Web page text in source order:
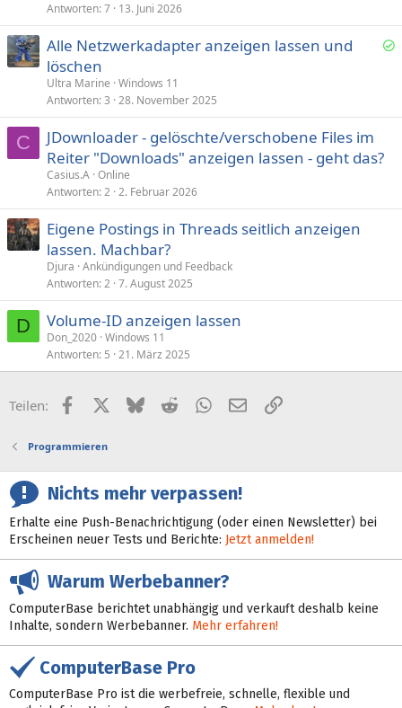
Antworten 7 13. Juni 2026
s
Alle Netzwerkadapter anzeigen lassen und
löschen
Ultra Marine Windows 11
Antworten 3 28. November 2025
C
JDownloader - gelöschte/verschobene Files im
Reiter "Downloads" anzeigen lassen - geht das?
Casius.A Online
Antworten 2 2. Februar 2026
Eigene Postings in Threads seitlich anzeigen
lassen. Machbar?
Djura Ankündigungen und Feedback
Antworten 2 7. August 2025
D Volume-ID anzeigen lassen
Don_2020 Windows 11
Antworten 5 21. März 2025
Teilen: FacebookX (Twitter)
BlueskyRedditWhatsApp
E-MailLink
Programmieren
Nichts mehr verpassen!
Erhalte eine Push-Benachrichtigung (oder einen Newsletter) bei
Erscheinen neuer Tests und Berichte: Jetzt anmelden!
Warum Werbebanner?
ComputerBase berichtet unabhängig und verkauft deshalb keine
Inhalte, sondern Werbebanner. Mehr erfahren!
ComputerBase Pro
ComputerBase Pro ist die werbefreie, schnelle, flexible und